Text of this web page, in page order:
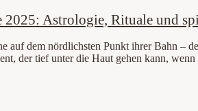
2025: Astrologie, Rituale und
auf dem nördlichsten Punkt ihrer Bahn –
der tief unter die Haut gehen kann,